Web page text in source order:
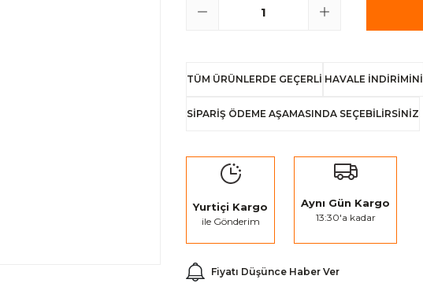
TÜM ÜRÜNLERDE GEÇERLİ HAVALE İNDİRİMİNİ
SİPARİŞ ÖDEME AŞAMASINDA SEÇEBİLİRSİNİZ
Yurtiçi Kargo
ile Gönderim
Aynı Gün Kargo
13:30'a kadar
Fiyatı Düşünce Haber Ver